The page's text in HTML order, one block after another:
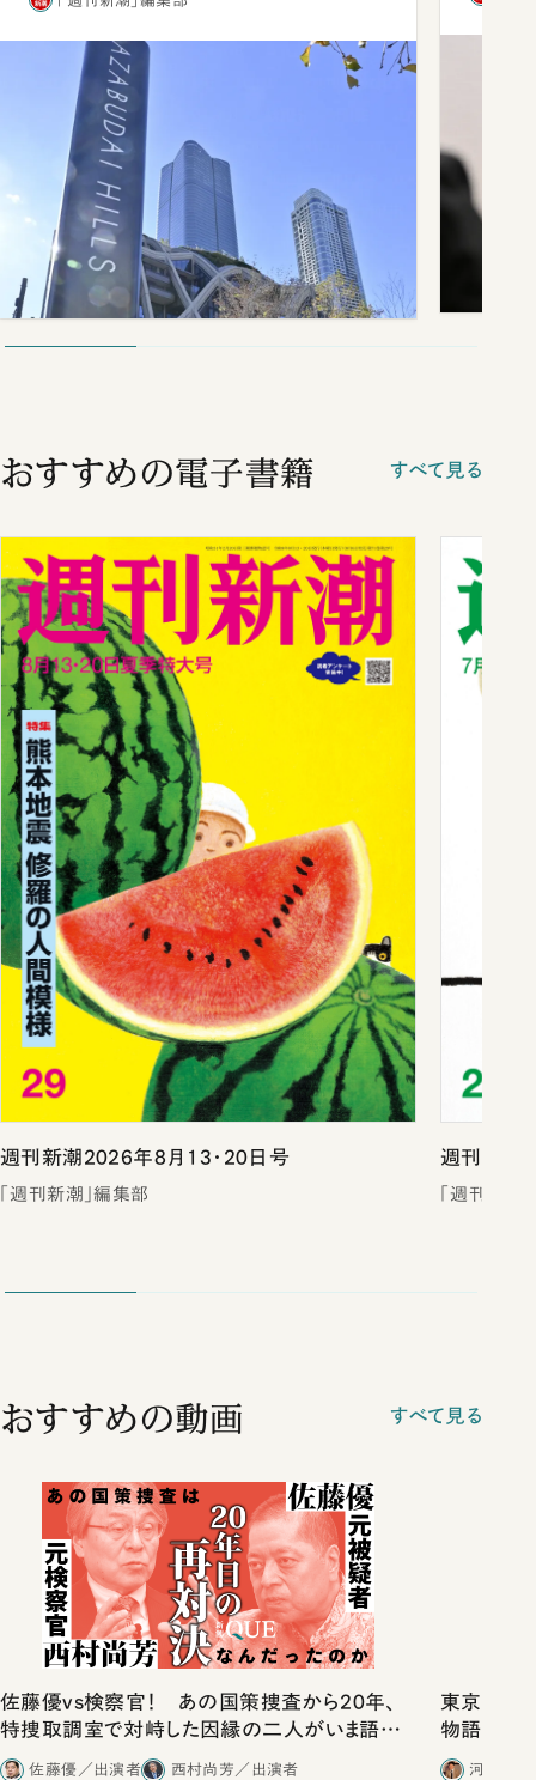
おすすめの電子書籍 すべて見る
週刊新潮2026年8月13・20日号
「週刊新潮」編集部
週刊新潮
「週刊新潮
おすすめの動画 すべて見る
佐藤優vs検察官！ あの国策捜査から20年、
特捜取調室で対峙した因縁の二人がいま語り
合ったこと
佐藤優／出演者 西村尚芳／出演者
東京は都
物語」に
河野有